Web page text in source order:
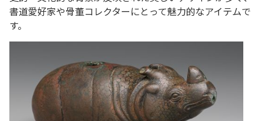
書道愛好家や骨董コレクターにとって魅力的なアイテムで
す。